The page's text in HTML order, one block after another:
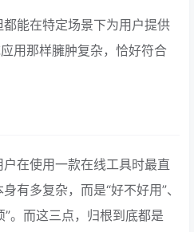
能在特定场景下为用户提供
用那样臃肿复杂，恰好符合
在使用一款在线工具时最直
有多复杂，而是“好不好用”、
”。而这三点，归根到底都是